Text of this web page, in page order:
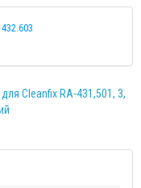
432.603